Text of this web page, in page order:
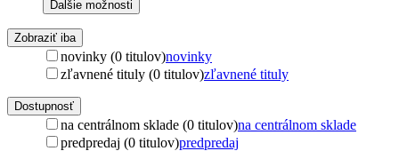
Ďalšie možnosti
Zobraziť iba
novinky (0 titulov)novinky
zľavnené tituly (0 titulov)zľavnené tituly
Dostupnosť
na centrálnom sklade (0 titulov)na centrálnom sklade
predpredaj (0 titulov)predpredaj